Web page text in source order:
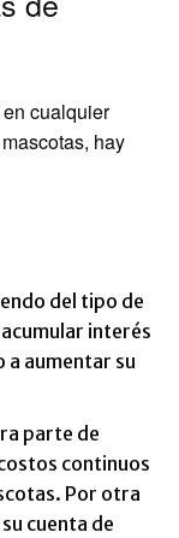
cualquier
hay
del tipo de
interés
a aumentar su
parte de
continuos
Por otra
cuenta de